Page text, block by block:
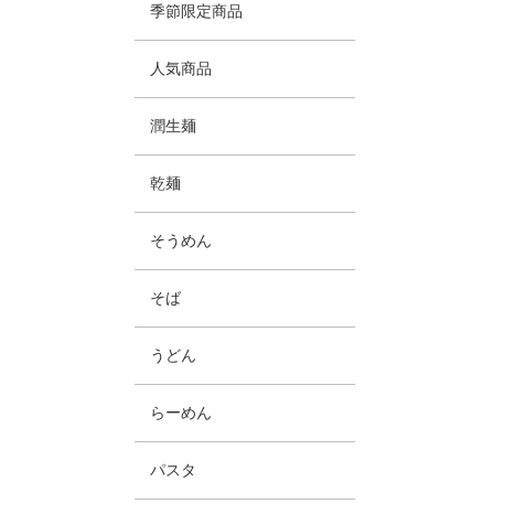
季節限定商品
人気商品
潤生麺
乾麺
そうめん
そば
うどん
らーめん
パスタ